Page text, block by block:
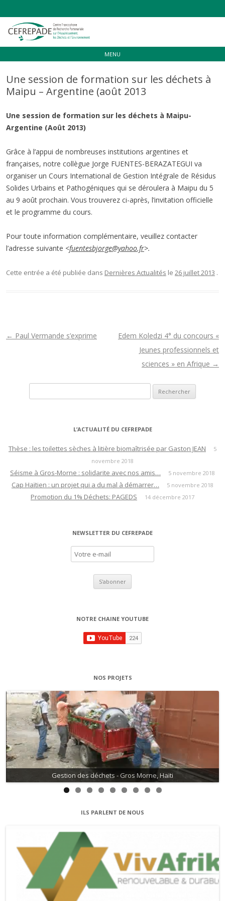
MENU
contenu
Une session de formation sur les déchets à
Maipu – Argentine (août 2013
Une session de formation sur les déchets à Maipu-
Argentine (Août 2013)
Grâce à l’appui de nombreuses institutions argentines et
françaises, notre collègue Jorge FUENTES-BERAZATEGUI va
organiser un Cours International de Gestion Intégrale de Résidus
Solides Urbains et Pathogéniques qui se déroulera à Maipu du 5
au 9 août prochain. Vous trouverez ci-après, l’invitation officielle
et le programme du cours.
Pour toute information complémentaire, veuillez contacter
l’adresse suivante <fuentesbjorge@yahoo.fr>.
Cette entrée a été publiée dans Dernières Actualités le 26 juillet 2013 .
N
o
d
← Paul Vermande s’exprime
Edem Koledzi 4° du concours «
Jeunes professionnels et
sciences » en Afrique →
L’ACTUALITÉ DU CEFREPADE
Thèse : les toilettes sèches à litière biomaîtrisée par Gaston JEAN
5
novembre 2018
Séisme à Gros-Morne : solidarite avec nos amis… 5 novembre 2018
Cap Haïtien : un projet qui a du mal à démarrer… 5 novembre 2018
Promotion du 1% Déchets: PAGEDS 14 décembre 2017
NEWSLETTER DU CEFREPADE
NOTRE CHAINE YOUTUBE
NOS PROJETS
Gestion des déchets - Gros Morne, Haïti
Gestion de l'eau - David, Haïti
ILS PARLENT DE NOUS